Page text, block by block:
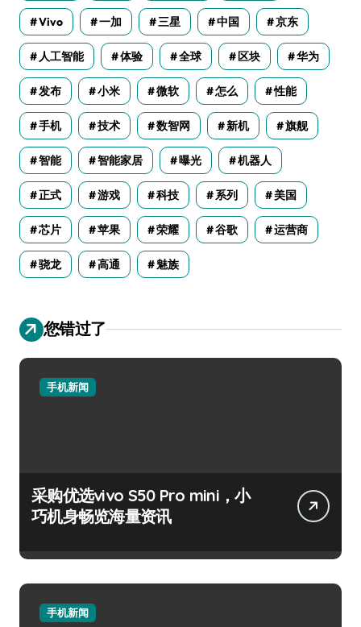
Vivo 一加 三星 中国 京东
人工智能 体验 全球 区块 华为
发布 小米 微软 怎么 性能
手机 技术 数智网 新机 旗舰
智能 智能家居 曝光 机器人
正式 游戏 科技 系列 美国
芯片 苹果 荣耀 谷歌 运营商
骁龙 高通 魅族
您错过了
手机新闻
采购优选vivo S50 Pro mini，小
巧机身畅览海量资讯
手机新闻